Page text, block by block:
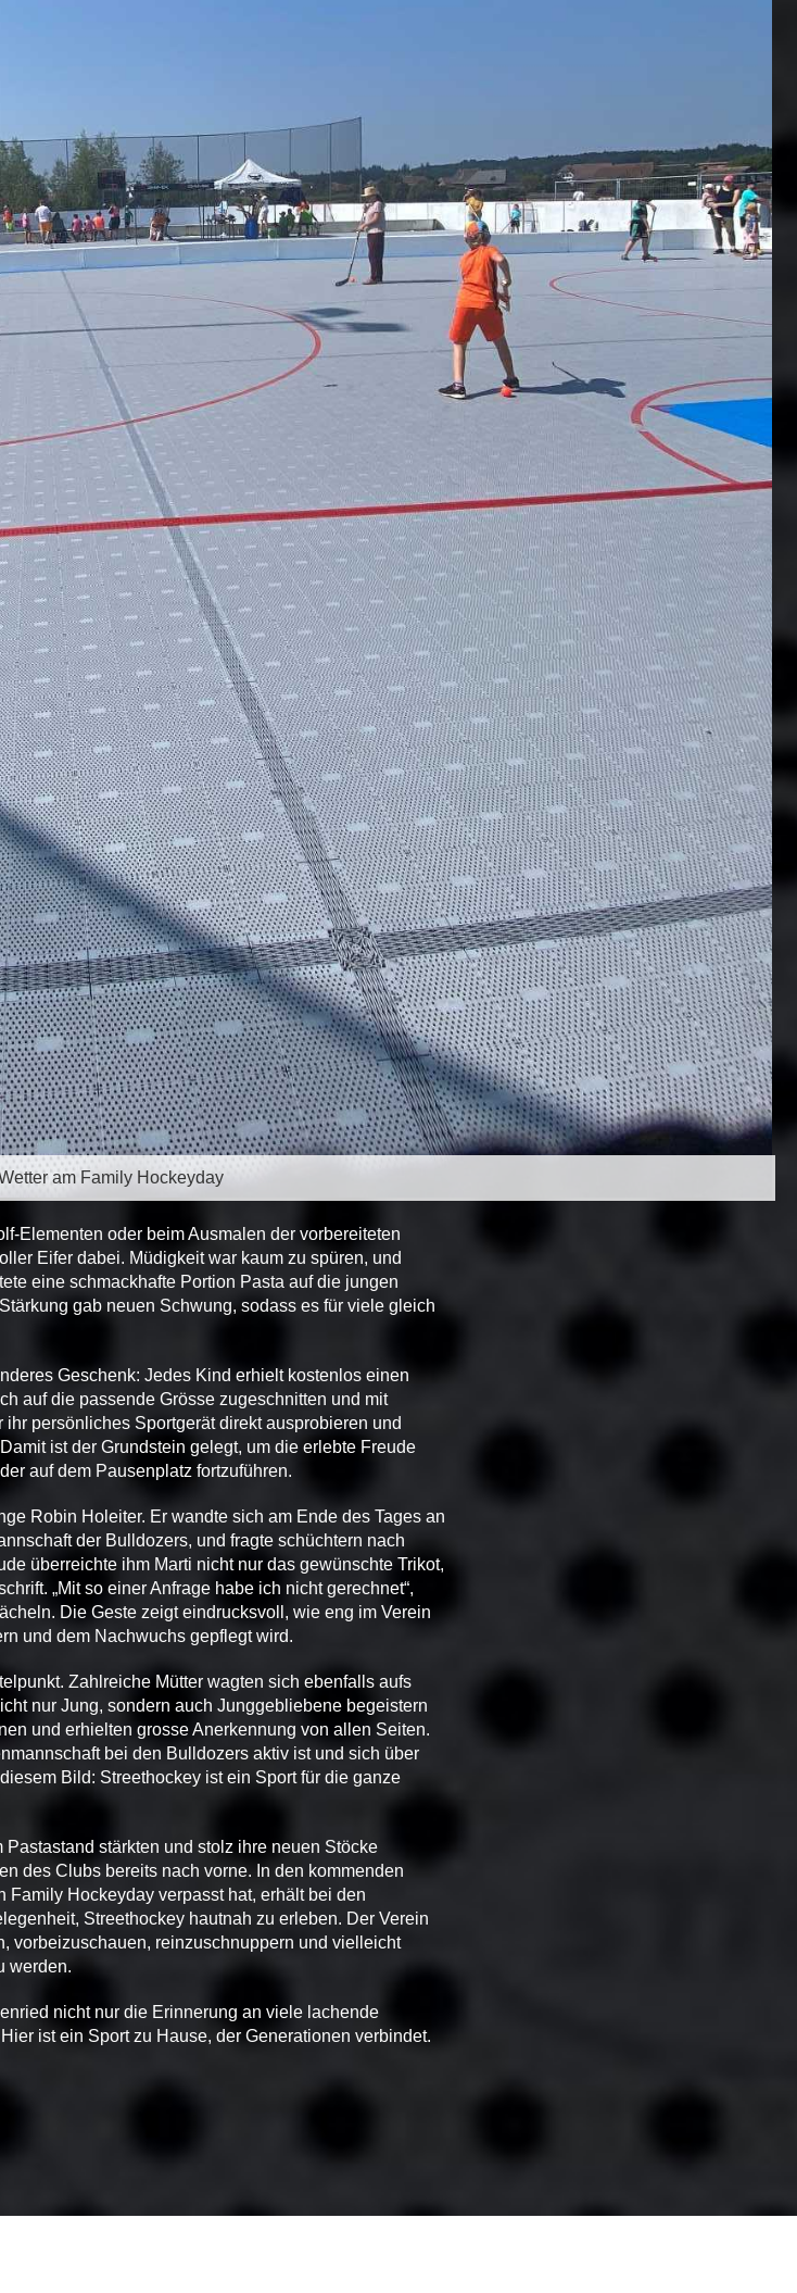
am Family Hockeyday
Elementen oder beim Ausmalen der vorbereiteten
Eifer dabei. Müdigkeit war kaum zu spüren, und
eine schmackhafte Portion Pasta auf die jungen
gab neuen Schwung, sodass es für viele gleich
Geschenk: Jedes Kind erhielt kostenlos einen
auf die passende Grösse zugeschnitten und mit
persönliches Sportgerät direkt ausprobieren und
ist der Grundstein gelegt, um die erlebte Freude
auf dem Pausenplatz fortzuführen.
Robin Holeiter. Er wandte sich am Ende des Tages an
der Bulldozers, und fragte schüchtern nach
überreichte ihm Marti nicht nur das gewünschte Trikot,
„Mit so einer Anfrage habe ich nicht gerechnet“,
Die Geste zeigt eindrucksvoll, wie eng im Verein
und dem Nachwuchs gepflegt wird.
Zahlreiche Mütter wagten sich ebenfalls aufs
nur Jung, sondern auch Junggebliebene begeistern
und erhielten grosse Anerkennung von allen Seiten.
bei den Bulldozers aktiv ist und sich über
Bild: Streethockey ist ein Sport für die ganze
stärkten und stolz ihre neuen Stöcke
des Clubs bereits nach vorne. In den kommenden
Family Hockeyday verpasst hat, erhält bei den
Streethockey hautnah zu erleben. Der Verein
vorbeizuschauen, reinzuschnuppern und vielleicht
werden.
nicht nur die Erinnerung an viele lachende
ist ein Sport zu Hause, der Generationen verbindet.